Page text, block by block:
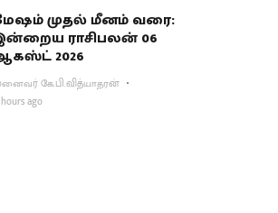
முதல் மீனம் வரை:
ராசிபலன் 06
2026
கே.பி.வித்யாதரன்
hours ago